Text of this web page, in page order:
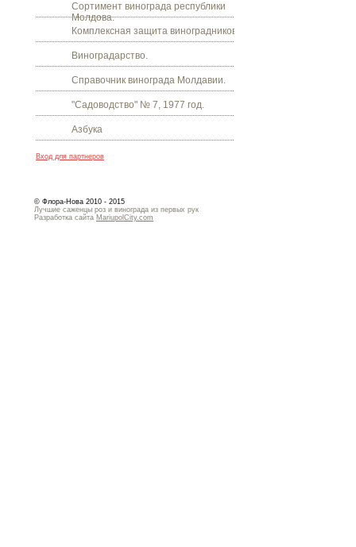
Сортимент винограда республики
Молдова.
Комплексная защита виноградников.
Виноградарство.
Справочник винограда Молдавии.
"Садоводство" № 7, 1977 год.
Азбука
Вход для партнеров
© Флора-Нова 2010 - 2015
Лучшие саженцы роз и винограда из первых рук
Разработка сайта MariupolCity.com